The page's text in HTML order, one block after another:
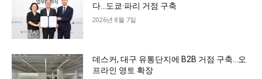
다…도쿄·파리 거점 구축
2026년 8월 7일
데스커, 대구 유통단지에 B2B 거점 구축…오
프라인 영토 확장